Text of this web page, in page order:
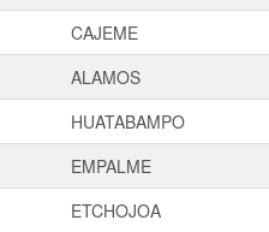
CAJEME
ALAMOS
HUATABAMPO
EMPALME
ETCHOJOA